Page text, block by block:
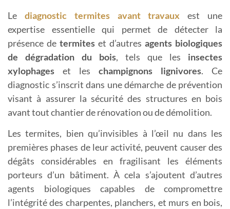
Le diagnostic termites avant travaux est une
expertise essentielle qui permet de détecter la
présence de termites et d’autres agents biologiques
de dégradation du bois, tels que les insectes
xylophages et les champignons lignivores. Ce
diagnostic s’inscrit dans une démarche de prévention
visant à assurer la sécurité des structures en bois
avant tout chantier de rénovation ou de démolition.
Les termites, bien qu’invisibles à l’œil nu dans les
premières phases de leur activité, peuvent causer des
dégâts considérables en fragilisant les éléments
porteurs d’un bâtiment. À cela s’ajoutent d’autres
agents biologiques capables de compromettre
l’intégrité des charpentes, planchers, et murs en bois,